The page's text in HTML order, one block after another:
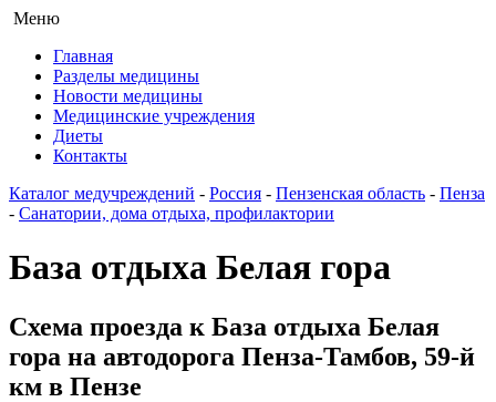
Меню
Главная
Разделы медицины
Новости медицины
Медицинские учреждения
Диеты
Контакты
Каталог медучреждений - Россия - Пензенская область - Пенза
- Санатории, дома отдыха, профилактории
База отдыха Белая гора
Схема проезда к База отдыха Белая
гора на автодорога Пенза-Тамбов, 59-й
км в Пензе